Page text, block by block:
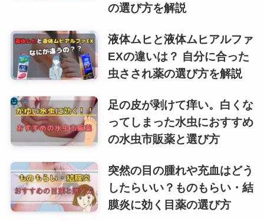
の選び方を解説
液体ムヒと液体ムヒアルファ
EXの違いは？ 自分に合った
虫さされ薬の選び方を解説
足の皮が剥けて痒い。白くな
ってしまった水虫におすすめ
の水虫市販薬と選び方
突然の目の腫れや充血はどう
したらいい？ものもらい・結
膜炎に効く目薬の選び方